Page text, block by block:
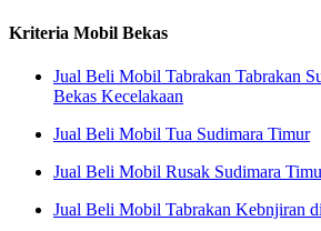
Kriteria Mobil Bekas
Jual Beli Mobil Tabrakan Tabrakan
Bekas Kecelakaan
Jual Beli Mobil Tua Sudimara Timur
Jual Beli Mobil Rusak Sudimara
Jual Beli Mobil Tabrakan Kebnjiran